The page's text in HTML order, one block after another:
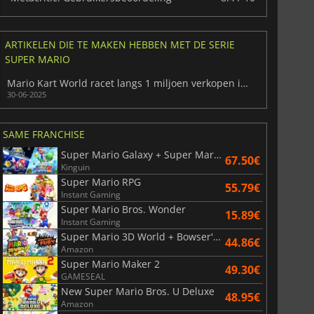
WARHAMMER 3
ARTIKELEN DIE TE MAKEN HEBBEN MET DE SERIE
SUPER MARIO
Mario Kart World racet langs 1 miljoen verkopen in Japan alleen
30-06-2025
SAME FRANCHISE
Super Mario Galaxy + Super Mario Galaxy 2
Kinguin 67.50€
Super Mario RPG
Instant Gaming 55.79€
Super Mario Bros. Wonder
Instant Gaming 15.89€
Super Mario 3D World + Bowser's Fury
Amazon 44.86€
Super Mario Maker 2
GAMESEAL 49.30€
New Super Mario Bros. U Deluxe
Amazon 48.95€